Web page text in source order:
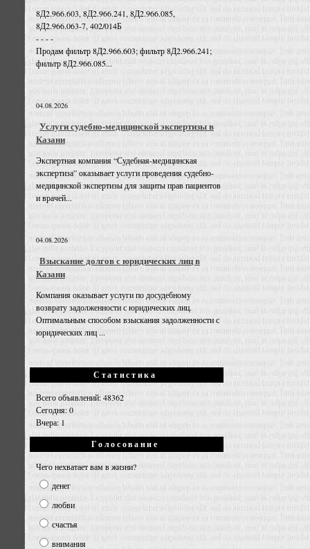
8Д2.966.603, 8Д2.966.241, 8Д2.966.085,
8Д2.966.063-7, 402/014Б
- - - -
Продам фильтр 8Д2.966.603; фильтр 8Д2.966.241;
фильтр 8Д2.966.085...
04.08.2026
Услуги судебно-медицинской экспертизы в
Казани
Экспертная компания “Судебная-медицинская
экспертиза” оказывает услуги проведения судебно-
медицинской экспертизы для защиты прав пациентов
и врачей...
04.08.2026
Взыскание долгов с юридических лиц в
Казани
Компания оказывает услуги по досудебному
возврату задолженности с юридических лиц.
Оптимальным способом взыскания задолженности с
юридических лиц ...
Статистика
Всего объявлений: 48362
Сегодня: 0
Вчера: 1
Голосование
Чего нехватает вам в жизни?
денег
любви
счастья
внимания